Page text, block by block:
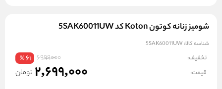
شومیز زنانه کوتون Koton کد 5SAK60011UW
شناسه کالا: 5SAK60011UW
تخفیف: 6999000
61
%
قیمت: 2,699,000 تومان